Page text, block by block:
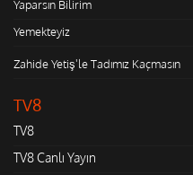
Yaparsın Bilirim
Yemekteyiz
Zahide Yetiş'le Tadımız Kaçmasın
TV8
TV8
TV8 Canlı Yayın